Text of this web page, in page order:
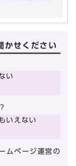
かせください
い
いえない
ムページ運営の